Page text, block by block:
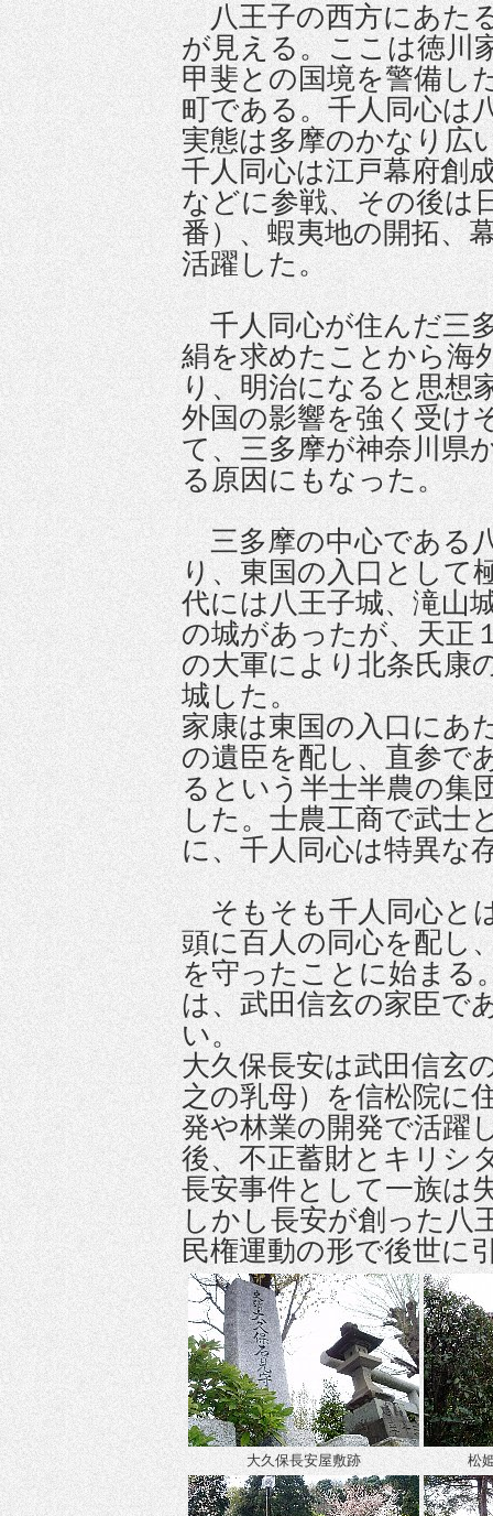
八王子の西方にあた
が見える。ここは徳川
甲斐との国境を警備し
町である。千人同心は
実態は多摩のかなり広
千人同心は江戸幕府創
などに参戦、その後は
番）、蝦夷地の開拓、
活躍した。
千人同心が住んだ三
絹を求めたことから海
り、明治になると思想
外国の影響を強く受け
て、三多摩が神奈川県
る原因にもなった。
三多摩の中心である
り、東国の入口として
代には八王子城、滝山
の城があったが、天正
の大軍により北条氏康
城した。
家康は東国の入口にあ
の遺臣を配し、直参で
るという半士半農の集
した。士農工商で武士
に、千人同心は特異な
そもそも千人同心と
頭に百人の同心を配し
を守ったことに始まる
は、武田信玄の家臣で
い。
大久保長安は武田信玄
之の乳母）を信松院に
発や林業の開発で活躍
後、不正蓄財とキリシ
長安事件として一族は
しかし長安が創った八
民権運動の形で後世に
大久保長安屋敷跡 松